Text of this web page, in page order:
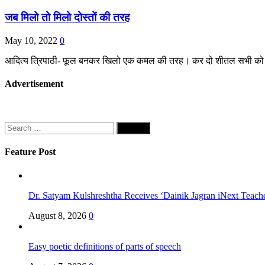
जब मिलो तो मिलो दोस्तों की तरह
May 10, 2022 0
आदित्य त्रिपाठी- फूल बनकर खिलो एक कमल की तरह। कर दो शीतल सभी
Advertisement
Search
for:
Feature Post
Dr. Satyam Kulshreshtha Receives ‘Dainik Jagran iNext
August 8, 2026 0
Easy poetic definitions of parts of speech